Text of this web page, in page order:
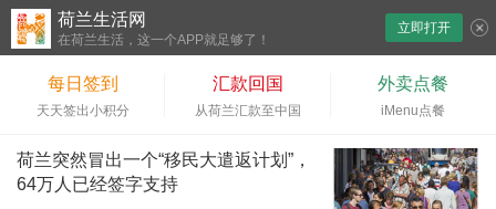
荷兰生活网
在荷兰生活，这一个APP就足够了！
立即打开
每日签到
天天签出小积分
汇款回国
从荷兰汇款至中国
外卖点餐
iMenu点餐
荷兰突然冒出一个“移民大遣返计划”，
64万人已经签字支持